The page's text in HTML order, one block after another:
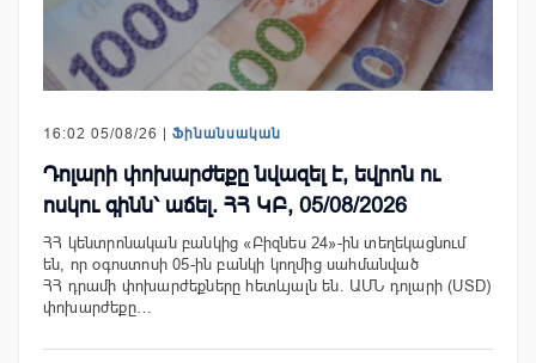
16:02 05/08/26 | Ֆինանսական
Դոլարի փոխարժեքը նվազել է, եվրոն ու
ոսկու գինն՝ աճել. ՀՀ ԿԲ, 05/08/2026
ՀՀ կենտրոնական բանկից «Բիզնես 24»-ին տեղեկացնում
են, որ օգոստոսի 05-ին բանկի կողմից սահմանված
ՀՀ դրամի փոխարժեքները հետևյալն են. ԱՄՆ դոլարի (USD)
փոխարժեքը…